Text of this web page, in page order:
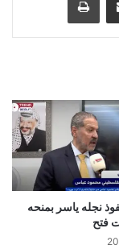
نجله ياسر بمنحه
فتح